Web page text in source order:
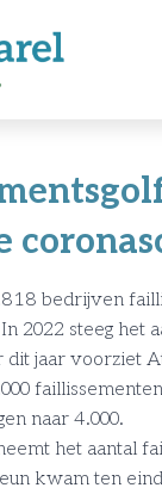
bedrijven
2022 steeg het
jaar voorziet
naar 4.000.
het aantal
kwam ten